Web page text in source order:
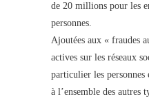
de 20 millions pour les
personnes.
Ajoutées aux « fraudes
actives sur les réseaux
particulier les
à l’ensemble des autres